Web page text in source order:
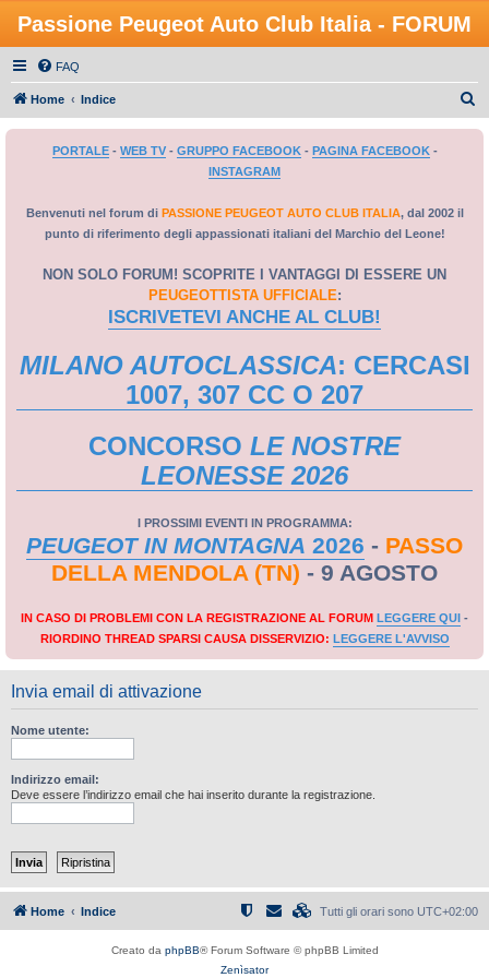
Passione Peugeot Auto Club Italia - FORUM
FAQ
Home Indice
PORTALE- WEB TV- GRUPPO FACEBOOK- PAGINA FACEBOOK-
INSTAGRAM
Benvenuti nel forum di PASSIONE PEUGEOT AUTO CLUB ITALIA, dal 2002 il
punto di riferimento degli appassionati italiani del Marchio del Leone!
NON SOLO FORUM! SCOPRITE I VANTAGGI DI ESSERE UN
PEUGEOTTISTA UFFICIALE:
ISCRIVETEVI ANCHE AL CLUB!
MILANO AUTOCLASSICA: CERCASI
1007, 307 CC O 207
CONCORSO LE NOSTRE
LEONESSE 2026
I PROSSIMI EVENTI IN PROGRAMMA:
PEUGEOT IN MONTAGNA 2026 - PASSO
DELLA MENDOLA (TN) - 9 AGOSTO
IN CASO DI PROBLEMI CON LA REGISTRAZIONE AL FORUM LEGGERE QUI -
RIORDINO THREAD SPARSI CAUSA DISSERVIZIO: LEGGERE L'AVVISO
Invia email di attivazione
Nome utente:
Indirizzo email:
Deve essere l’indirizzo email che hai inserito durante la registrazione.
Home Indice Tutti gli orari sono UTC+02:00
Creato da phpBB® Forum Software © phpBB Limited
Zenìsator